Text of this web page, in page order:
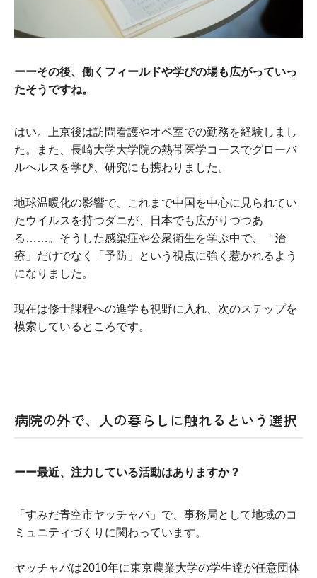
ーーその後、働くフィールドや学びの場も広がっていっ
たそうですね。
はい。上京後は訪問看護やオペ室での勤務を経験しまし
た。また、長崎大学大学院の熱帯医学コースでグローバ
ルヘルスを学び、研究にも携わりました。
地球温暖化の影響で、これまで中国を中心に見られてい
たウイルスを持つダニが、日本でも広がりつつあ
る……。そうした感染症や公衆衛生を学ぶ中で、「治
療」だけでなく「予防」という視点に強く惹かれるよう
になりました。
現在は修士課程への進学も視野に入れ、次のステップを
模索しているところです。
病院の外で、人の暮らしに触れるという選択
ーー最近、注力している活動はありますか？
「すみだ青空市ヤッチャバ」で、事務局として地域のコ
ミュニティづくりに関わっています。
ヤッチャバは2010年に東京農業大学の学生達が任意団体